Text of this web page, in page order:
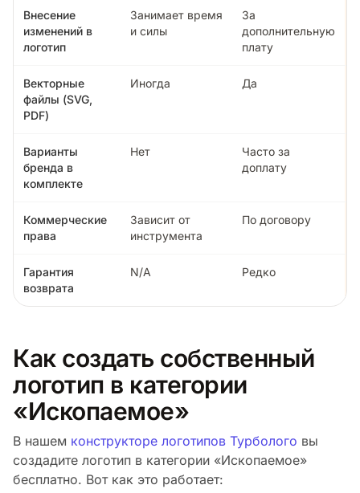
Внесение
изменений в
логотип
Занимает время
и силы
За
дополнительную
плату
Векторные
файлы (SVG,
PDF)
Иногда Да
Варианты
бренда в
комплекте
Нет
Часто за
доплату
Коммерческие
права
Зависит от
инструмента
По договору
Гарантия
возврата
N/A Редко
Как создать собственный
логотип в категории
«Ископаемое»
В нашем конструкторе логотипов Турболого вы
создадите логотип в категории «Ископаемое»
бесплатно. Вот как это работает: